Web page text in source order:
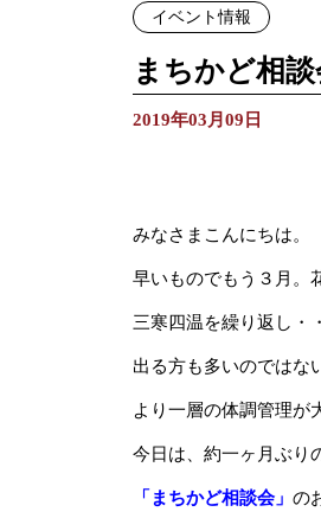
イベント情報
まちかど相談
2019年03月09日
みなさまこんにちは。
早いものでもう３月。
三寒四温を繰り返し・
出る方も多いのではな
より一層の体調管理が
今日は、約一ヶ月ぶり
「まちかど相談会」 の